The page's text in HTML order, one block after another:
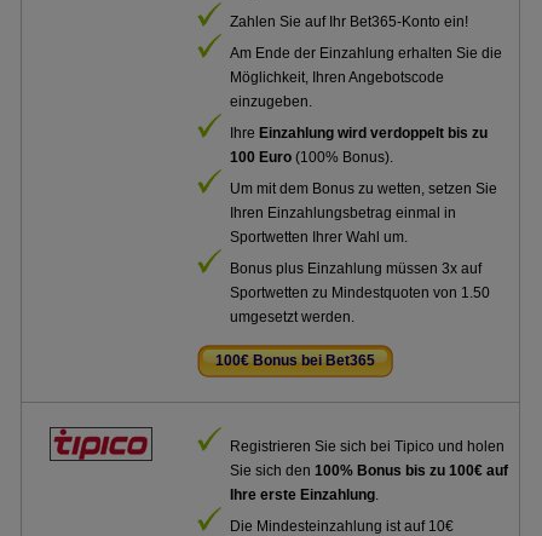
Zahlen Sie auf Ihr Bet365-Konto ein!
Am Ende der Einzahlung erhalten Sie die
Möglichkeit, Ihren Angebotscode
einzugeben.
Ihre Einzahlung wird verdoppelt bis zu
100 Euro (100% Bonus).
Um mit dem Bonus zu wetten, setzen Sie
Ihren Einzahlungsbetrag einmal in
Sportwetten Ihrer Wahl um.
Bonus plus Einzahlung müssen 3x auf
Sportwetten zu Mindestquoten von 1.50
umgesetzt werden.
100€ Bonus bei Bet365
Registrieren Sie sich bei Tipico und holen
Sie sich den100% Bonus bis zu 100€ auf
Ihre erste Einzahlung.
Die Mindesteinzahlung ist auf 10€